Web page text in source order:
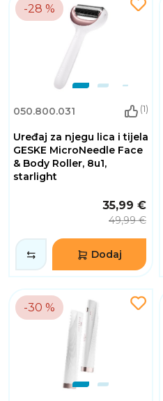
-28 %
050.800.031 (1)
Uređaj za njegu lica i tijela
GESKE MicroNeedle Face
& Body Roller, 8u1,
starlight
35,99 €
49,99 €
Dodaj
-30 %